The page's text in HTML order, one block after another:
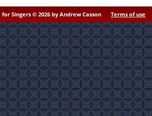
Singers © 2026 by Andrew Casson Terms of use